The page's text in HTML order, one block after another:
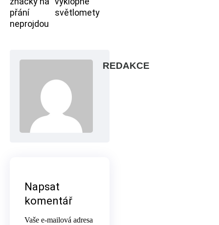
přání
neprojdou
světlomety
REDAKCE
Napsat
komentář
Vaše e-mailová adresa